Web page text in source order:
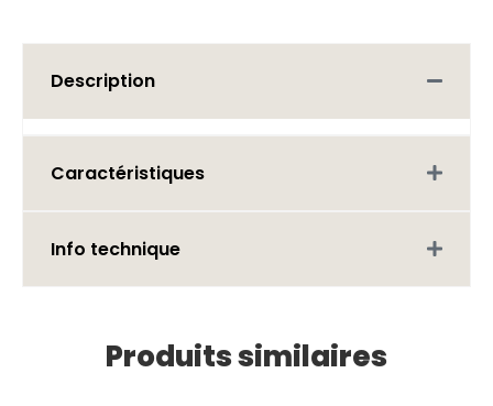
Description
Caractéristiques
Info technique
Produits similaires